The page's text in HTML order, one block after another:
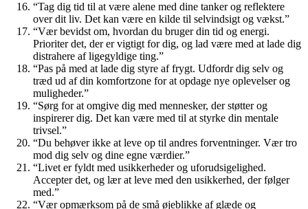
“Tag dig tid til at være alene med dine tanker og reflektere
over dit liv. Det kan være en kilde til selvindsigt og vækst.”
“Vær bevidst om, hvordan du bruger din tid og energi.
Prioriter det, der er vigtigt for dig, og lad være med at lade dig
distrahere af ligegyldige ting.”
“Pas på med at lade dig styre af frygt. Udfordr dig selv og
træd ud af din komfortzone for at opdage nye oplevelser og
muligheder.”
“Sørg for at omgive dig med mennesker, der støtter og
inspirerer dig. Det kan være med til at styrke din mentale
trivsel.”
“Du behøver ikke at leve op til andres forventninger. Vær tro
mod dig selv og dine egne værdier.”
“Livet er fyldt med usikkerheder og uforudsigelighed.
Accepter det, og lær at leve med den usikkerhed, der følger
med.”
“Vær opmærksom på de små øjeblikke af glæde og